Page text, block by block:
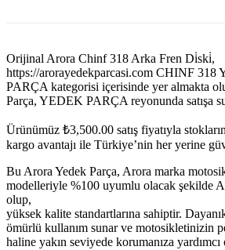
Orijinal Arora Chinf 318 Arka Fren Di̇ski̇,
https://arorayedekparcasi.com CHINF 318
PARÇA kategorisi içerisinde yer almakta
Parça, YEDEK PARÇA reyonunda satışa
Ürünümüz ₺3,500.00 satış fiyatıyla
kargo avantajı ile Türkiye’nin her yerine
Bu Arora Yedek Parça, Arora marka
modelleriyle %100 uyumlu olacak şekilde
olup,
yüksek kalite standartlarına sahiptir.
ömürlü kullanım sunar ve motosikletinizin
haline yakın seviyede korumanıza yardımcı